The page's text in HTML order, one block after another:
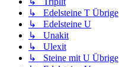
↳ Edelsteine T Übrige
↳ Edelsteine U
↳ Unakit
↳ Ulexit
↳ Steine mit U Übrige